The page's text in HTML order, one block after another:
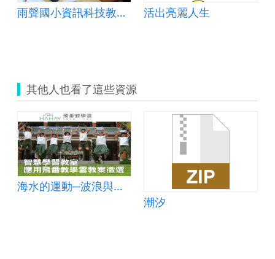
雨聲國小資訊科技教案示例 活出亮麗人生
其他人也看了這些資源
海水的運動─波浪與洋流
潮汐